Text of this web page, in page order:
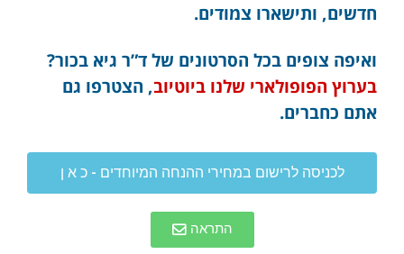
חדשים, ותישארו צמודים.
ואיפה צופים בכל הסרטונים של ד”ר גיא בכור?
בערוץ הפופולארי שלנו ביוטיוב, הצטרפו גם
אתם כחברים.
לכניסה לרישום במחירי ההנחה המיוחדים - כ א ן
התראה